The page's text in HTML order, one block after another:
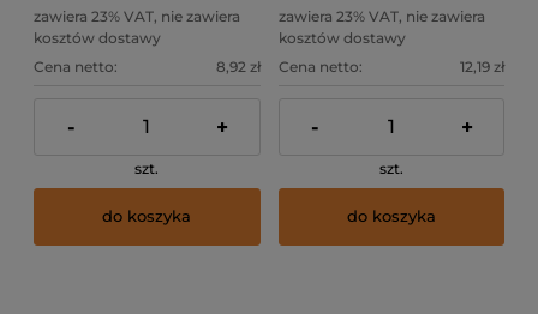
zawiera 23% VAT, nie zawiera
kosztów dostawy
Cena netto:
8,92 zł
- +
szt.
do koszyka
zawiera 23% VAT, nie zawiera
kosztów dostawy
Cena netto:
12,19 zł
- +
szt.
do koszyka